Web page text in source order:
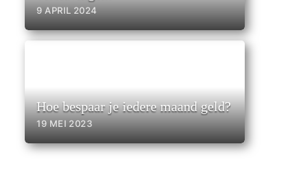
9 APRIL 2024
Hoe bespaar je iedere maand geld?
19 MEI 2023